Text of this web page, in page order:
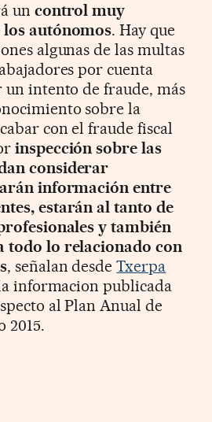
un control muy
autónomos. Hay que
algunas de las multas
por cuenta
intento de fraude, más
sobre la
con el fraude fiscal
inspección sobre las
considerar
información entre
estarán al tanto de
y también
todo lo relacionado con
, señalan desdeTxerpa
informacion publicada
al Plan Anual de
2015.